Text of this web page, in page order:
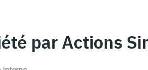
par Actions